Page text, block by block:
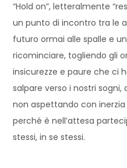
“Hold on”, letteralmente
un punto di incontro tra le
futuro ormai alle spalle e
ricominciare, togliendo gli
insicurezze e paure che ci
salpare verso i nostri
non aspettando con
perché è nell’attesa
stessi, in se stessi.